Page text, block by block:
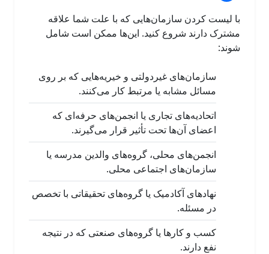
با لیست کردن سازمان‌هایی که با علت شما علاقه
مشترک دارند شروع کنید. این‌ها ممکن است شامل
شوند:
سازمان‌های غیردولتی و خیریه‌هایی که بر روی
مسائل مشابه یا مرتبط کار می‌کنند.
اتحادیه‌های تجاری یا انجمن‌های حرفه‌ای که
اعضای آن‌ها تحت تأثیر قرار می‌گیرند.
انجمن‌های محلی، گروه‌های والدین مدرسه یا
سازمان‌های اجتماعی محلی.
نهادهای آکادمیک یا گروه‌های تحقیقاتی با تخصص
در مسئله.
کسب و کارها یا گروه‌های صنعتی که در نتیجه
نفع دارند.